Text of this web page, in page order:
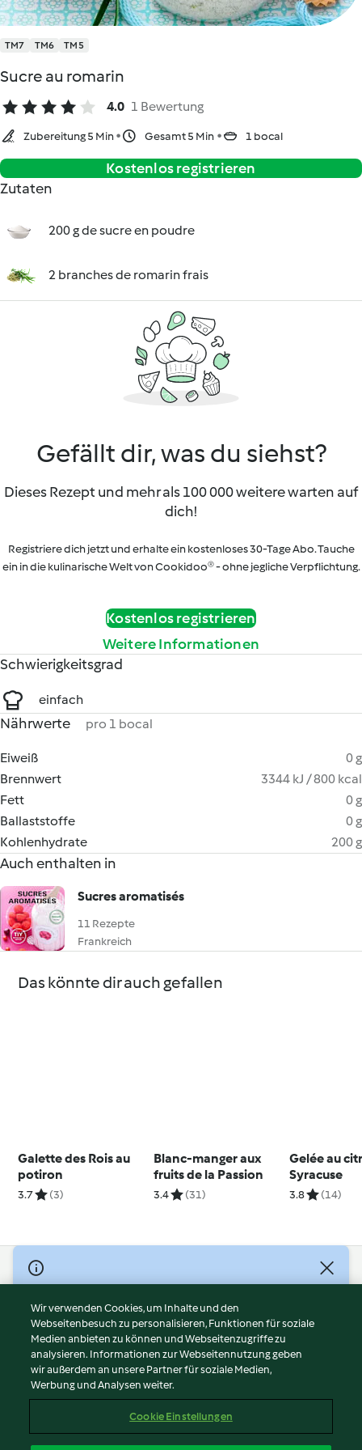
TM7 TM6 TM5
Sucre au romarin
4.0 1 Bewertung
Zubereitung 5 Min Gesamt 5 Min 1 bocal
Kostenlos registrieren
Zutaten
200 g de sucre en poudre
2 branches de romarin frais
Gefällt dir, was du siehst?
Dieses Rezept und mehr als 100 000 weitere warten auf
dich!
Registriere dich jetzt und erhalte ein kostenloses 30-Tage Abo. Tauche
ein in die kulinarische Welt von Cookidoo® - ohne jegliche Verpflichtung.
Kostenlos registrieren
Weitere Informationen
Schwierigkeitsgrad
einfach
Nährwerte pro 1 bocal
Eiweiß
0 g
Brennwert
3344 kJ / 800 kcal
Fett
0 g
Ballaststoffe
0 g
Kohlenhydrate
200 g
Auch enthalten in
Sucres aromatisés
11 Rezepte
Frankreich
Das könnte dir auch gefallen
Galette des Rois au
potiron
3.7 (3)
Blanc-manger aux
fruits de la Passion
3.4 (31)
Gelée au
Syracuse
3.8 (14)
© Copyright 2026
Nutzungsbedingungen
Datenschutzrichtlinien
Disclaimer
Impressum
Cookies
Abo kündigen
Wir verwenden Cookies, um Inhalte und den
Webseitenbesuch zu personalisieren, Funktionen für soziale
Medien anbieten zu können und Webseitenzugriffe zu
analysieren. Informationen zur Webseitennutzung geben
wir außerdem an unsere Partner für soziale Medien,
Werbung und Analysen weiter.
Cookie Einstellungen